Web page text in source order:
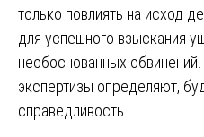
только повлиять на исход
для успешного взыскания
необоснованных
экспертизы определяют,
справедливость.